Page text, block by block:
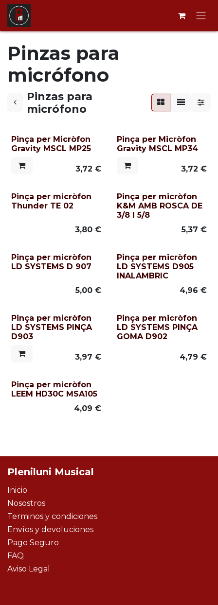
Ir al contenido
Pinzas para
micrófono
Pinzas para
micrófono
Pinça per Micròfon
Gravity MSCL MP25
3,72 €
Pinça per Micròfon
Gravity MSCL MP34
3,72 €
Pinça per micròfon
Thunder TE 02
3,80€
Pinça per micròfon
K&M AMB ROSCA DE
3/8 I 5/8
5,37 €
Pinça per micròfon
LD SYSTEMS D 907
5,00€
Pinça per micròfon
LD SYSTEMS D905
INALAMBRIC
4,96 €
Pinça per micròfon
LD SYSTEMS PINÇA
D903
3,97 €
Pinça per micròfon
LD SYSTEMS PINÇA
GOMA D902
4,79 €
Pinça per micròfon
LEEM HD30C MSA105
4,09 €
Pleniluni Musical
Inicio
Nosostros
Terminos y condiciones
Envíos y devoluciones
Pago Seguro
FAQ
Aviso Legal